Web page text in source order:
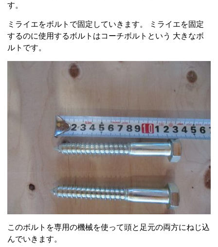
す。
ミライエをボルトで固定していきます。 ミライエを固定
するのに使用するボルトはコーチボルトという 大きなボ
ルトです。
このボルトを専用の機械を使って頭と足元の両方にねじ込
んでいきます。